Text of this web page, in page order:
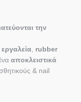
την
εργαλεία, rubber
αποκλειστικά
& nail